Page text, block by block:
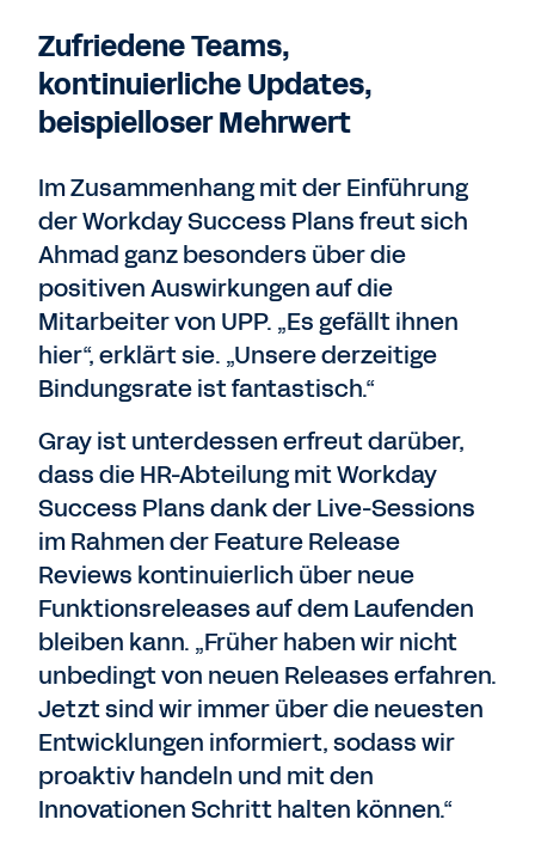
Zufriedene Teams,
kontinuierliche Updates,
beispielloser Mehrwert
Im Zusammenhang mit der Einführung
der Workday Success Plans freut sich
Ahmad ganz besonders über die
positiven Auswirkungen auf die
Mitarbeiter von UPP. „Es gefällt ihnen
hier“, erklärt sie. „Unsere derzeitige
Bindungsrate ist fantastisch.“
Gray ist unterdessen erfreut darüber,
dass die HR-Abteilung mit Workday
Success Plans dank der Live-Sessions
im Rahmen der Feature Release
Reviews kontinuierlich über neue
Funktionsreleases auf dem Laufenden
bleiben kann. „Früher haben wir nicht
unbedingt von neuen Releases erfahren.
Jetzt sind wir immer über die neuesten
Entwicklungen informiert, sodass wir
proaktiv handeln und mit den
Innovationen Schritt halten können.“